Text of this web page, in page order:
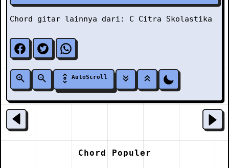
Chord gitar lainnya dari: C Citra Skolastika
AutoScroll
Chord Populer